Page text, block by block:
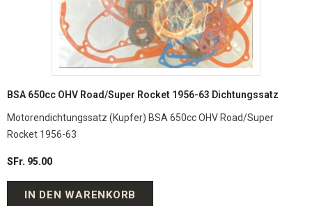
BSA 650cc OHV Road/Super Rocket 1956-63 Dichtungssatz
Motorendichtungssatz (Kupfer) BSA 650cc OHV Road/Super
Rocket 1956-63
SFr. 95.00
IN DEN WARENKORB